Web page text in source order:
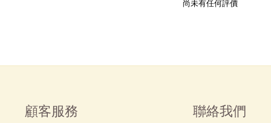
尚未有任何評價
顧客服務 聯絡我們